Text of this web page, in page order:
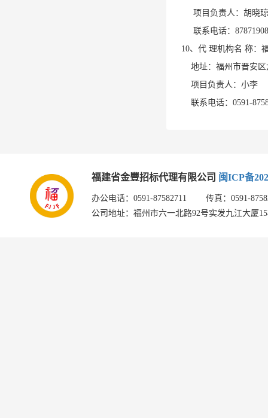
项目负责人：胡晓琼
联系电话： 87871908
10、代 理机构名 称：
地址：福州市晋安区
项目负责人：小李
联系电话： 0591-
福建省金豐招标代理有限公司 闽ICP备
办公电话：0591-87582711 传真：0591-
公司地址：福州市六一北路92号实发九江